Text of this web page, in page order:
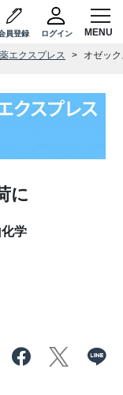
員登録 ログイン
エクスプレス オゼッ
に
学